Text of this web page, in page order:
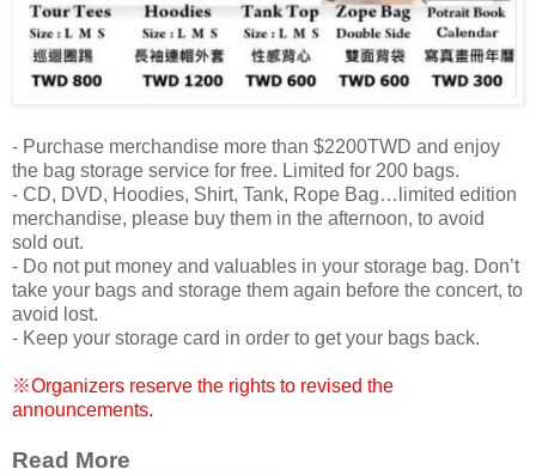
- Purchase merchandise more than $2200TWD and enjoy
the bag storage service for free. Limited for 200 bags.
- CD, DVD, Hoodies, Shirt, Tank, Rope Bag…limited edition
merchandise, please buy them in the afternoon, to avoid
sold out.
- Do not put money and valuables in your storage bag. Don’t
take your bags and storage them again before the concert, to
avoid lost.
- Keep your storage card in order to get your bags back.
※Organizers reserve the rights to revised the
announcements.
Read More